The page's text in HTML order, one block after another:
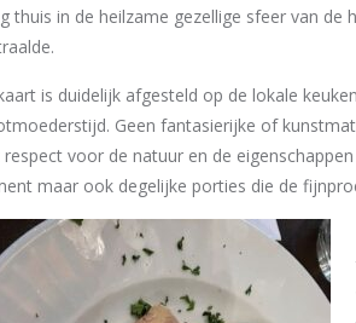
thuis in de heilzame gezellige sfeer van
is duidelijk afgesteld op de lokale
Geen fantasierijke of
voor de natuur en de
maar ook degelijke porties die de